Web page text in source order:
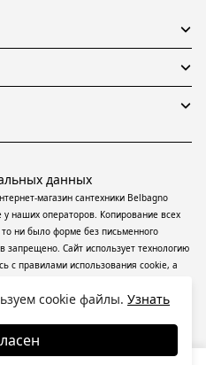
магазин сантехники Belbagno
наших операторов. Копирование всех
ни было форме без письменного
запрещено. Сайт использует технологию
с правилами использования cookie, а
технологии(информационные
на основе сбора, систематизации и
пользователей сети
Российской Федерации).
данных
cookie файлы. Узнать